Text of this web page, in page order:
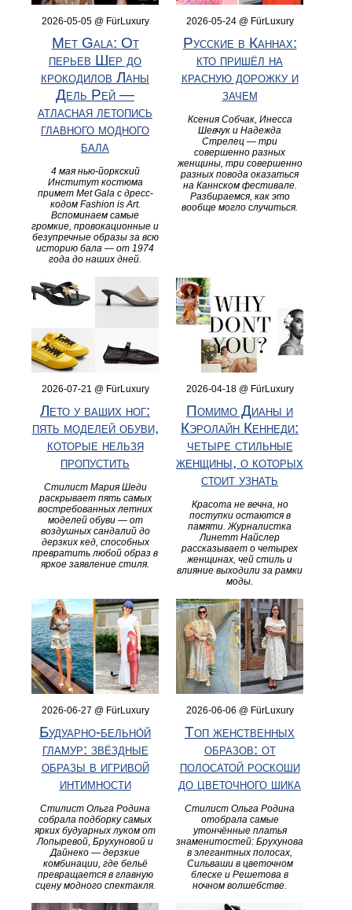
2026-05-05 @ FürLuxury
Met Gala: От
перьев Шер до
крокодилов Ланы
Дель Рей —
атласная летопись
главного модного
бала
4 мая нью-йоркский
Институт костюма
примет Met Gala с дресс-
кодом Fashion is Art.
Вспоминаем самые
громкие, провокационные и
безупречные образы за всю
историю бала — от 1974
года до наших дней.
2026-05-24 @ FürLuxury
Русские в Каннах:
кто пришёл на
красную дорожку и
зачем
Ксения Собчак, Инесса
Шевчук и Надежда
Стрелец — три
совершенно разных
женщины, три совершенно
разных повода оказаться
на Каннском фестивале.
Разбираемся, как это
вообще могло случиться.
2026-07-21 @ FürLuxury
Лето у ваших ног:
пять моделей обуви,
которые нельзя
пропустить
Стилист Мария Шеди
раскрывает пять самых
востребованных летних
моделей обуви — от
воздушных сандалий до
дерзких кед, способных
превратить любой образ в
яркое заявление стиля.
2026-04-18 @ FürLuxury
Помимо Дианы и
Кэролайн Кеннеди:
четыре стильные
женщины, о которых
стоит узнать
Красота не вечна, но
поступки остаются в
памяти. Журналистка
Линетт Найслер
рассказывает о четырех
женщинах, чей стиль и
влияние выходили за рамки
моды.
2026-06-27 @ FürLuxury
Будуарно‑бельно́й
гламур: звёздные
образы в игривой
интимности
Стилист Ольга Родина
собрала подборку самых
ярких будуарных луком от
Лопыревой, Брухуновой и
Дайнеко — дерзкие
комбинации, где бельё
превращается в главную
сцену модного спектакля.
2026-06-06 @ FürLuxury
Топ женственных
образов: от
полосатой роскоши
до цветочного шика
Стилист Ольга Родина
отобрала самые
утончённые платья
знаменитостей: Брухунова
в элегантных полосах,
Сильваши в цветочном
блеске и Решетова в
ночном волшебстве.